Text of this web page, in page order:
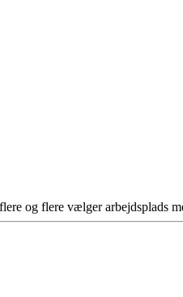
og flere vælger arbejdsplads